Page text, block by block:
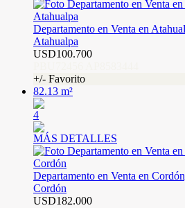
Departamento en Venta en
Atahualpa
USD100.700
+/- Favorito
82.13 m²
4
MÁS DETALLES
Departamento en Venta en
Cordón
USD182.000